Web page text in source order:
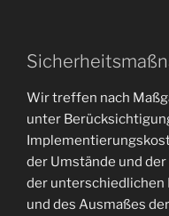
Wir treffen nach
unter
der Umstände und
der
und des Ausmaßes